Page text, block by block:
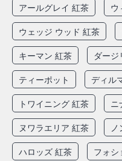
アールグレイ 紅茶
ウ
ウェッジ ウッド 紅茶
キーマン 紅茶
ダー
ティーポット
ディル
トワイニング 紅茶
ニ
ヌワラエリア 紅茶
ハロッズ 紅茶
フォシ